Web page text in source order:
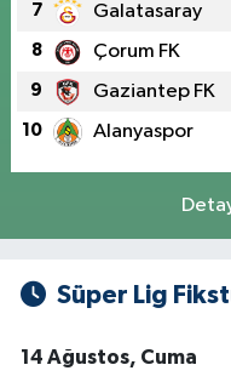
7 Galatasaray
8 Çorum FK
9 Gaziantep FK
10 Alanyaspor
Süper Lig
14 Ağustos, Cuma